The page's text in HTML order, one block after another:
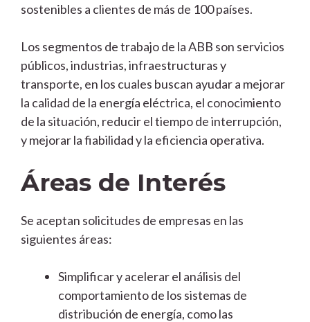
sostenibles a clientes de más de 100 países.
Los segmentos de trabajo de la ABB son servicios
públicos, industrias, infraestructuras y
transporte, en los cuales buscan ayudar a mejorar
la calidad de la energía eléctrica, el conocimiento
de la situación, reducir el tiempo de interrupción,
y mejorar la fiabilidad y la eficiencia operativa.
Áreas de Interés
Se aceptan solicitudes de empresas en las
siguientes áreas:
Simplificar y acelerar el análisis del
comportamiento de los sistemas de
distribución de energía, como las